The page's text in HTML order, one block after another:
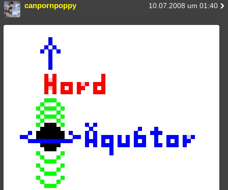
canpornpoppy 10.07.2008 um 01:40